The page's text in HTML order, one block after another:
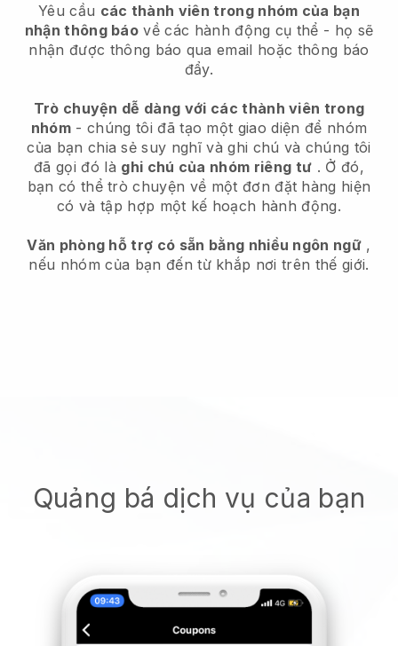
Yêu cầu các thành viên trong nhóm của bạn
nhận thông báo về các hành động cụ thể - họ sẽ
nhận được thông báo qua email hoặc thông báo
đẩy.
Trò chuyện dễ dàng với các thành viên trong
nhóm - chúng tôi đã tạo một giao diện để nhóm
của bạn chia sẻ suy nghĩ và ghi chú và chúng tôi
đã gọi đó là ghi chú của nhóm riêng tư . Ở đó,
bạn có thể trò chuyện về một đơn đặt hàng hiện
có và tập hợp một kế hoạch hành động.
Văn phòng hỗ trợ có sẵn bằng nhiều ngôn ngữ ,
nếu nhóm của bạn đến từ khắp nơi trên thế giới.
Quảng bá dịch vụ của bạn